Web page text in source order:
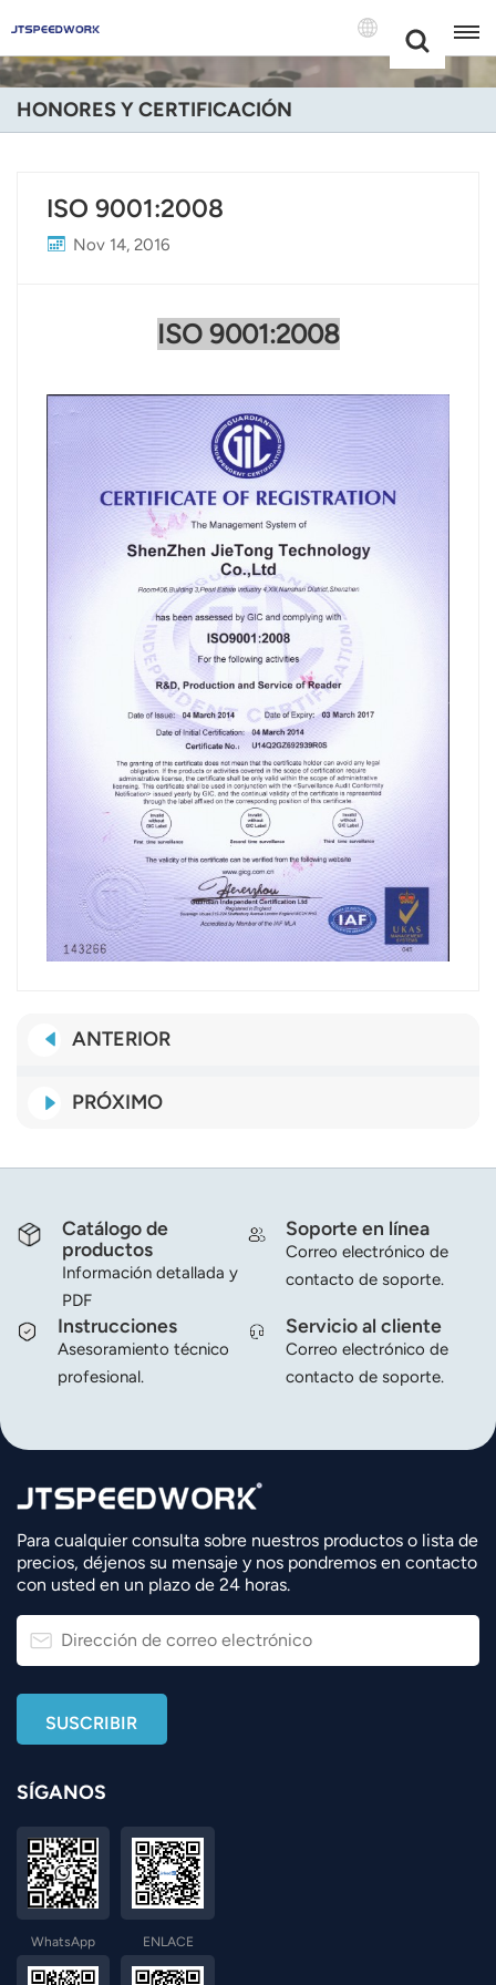
+86 -18681515767
English
Italiano
Português
Nederland
عربي
日语
한국어
Türk
Ελληνικά
Melayu
Polski
แบบไทย
Tiếng Việt
HONORES Y CERTIFICACIÓN
ISO 9001:2008
Nov 14, 2016
ISO 9001:2008
ANTERIOR
PRÓXIMO
Catálogo de
productos
Información detallada y
PDF
Soporte en línea
Correo electrónico de
contacto de soporte.
Instrucciones
Asesoramiento técnico
profesional.
Servicio al cliente
Correo electrónico de
contacto de soporte.
Para cualquier consulta sobre nuestros productos o lista de
precios, déjenos su mensaje y nos pondremos en contacto
con usted en un plazo de 24 horas.
SÍGANOS
WhatsApp ENLACE